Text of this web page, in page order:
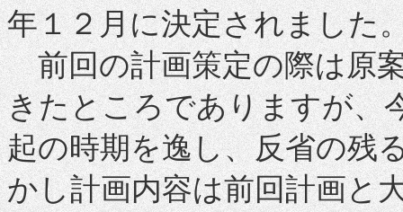
年１２月に決定されました
前回の計画策定の際は原
きたところでありますが、
起の時期を逸し、反省の残
かし計画内容は前回計画と